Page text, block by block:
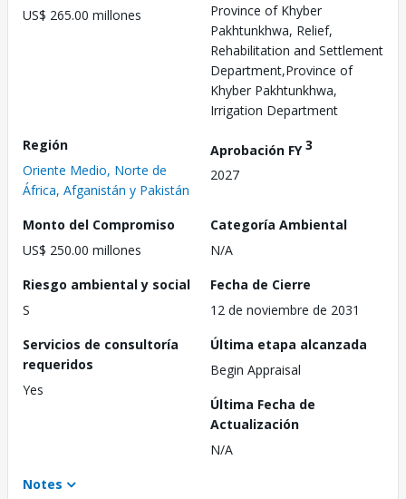
US$ 265.00 millones
Province of Khyber
Pakhtunkhwa, Relief,
Rehabilitation and Settlement
Department,Province of
Khyber Pakhtunkhwa,
Irrigation Department
Región
Oriente Medio, Norte de
África, Afganistán y Pakistán
Aprobación FY3
2027
Monto del Compromiso
US$ 250.00 millones
Categoría Ambiental
N/A
Riesgo ambiental y social
S
Fecha de Cierre
12 de noviembre de 2031
Servicios de consultoría
requeridos
Yes
Última etapa alcanzada
Begin Appraisal
Última Fecha de
Actualización
N/A
Notes